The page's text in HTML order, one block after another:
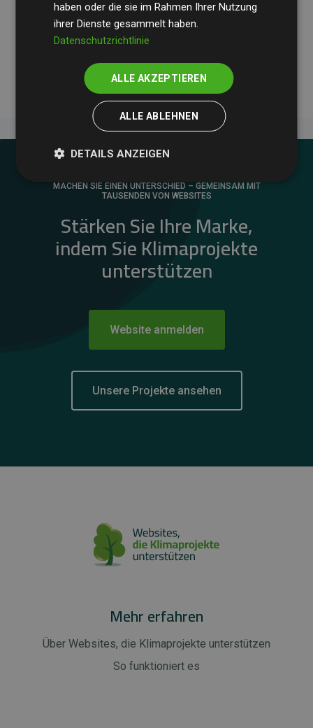
Klimaschutzprojekte im Durchschnitt200 % der
geschätzten CO₂-Emissionender teilnehmenden
Websites kompensieren – ein klarer Nachweis für die
messbare Klimawirkung unseres Ansatzes.
MACHEN SIE EINEN UNTERSCHIED – GEMEINSAM MIT
TAUSENDEN VON WEBSITES
Stärken Sie Ihre Marke,
indem Sie Klimaprojekte
unterstützen
Website anmelden
Unsere Projekte ansehen
Mehr erfahren
Über Websites, die Klimaprojekte unterstützen
So funktioniert es
haben oder die sie im Rahmen Ihrer Nutzung
ihrer Dienste gesammelt haben.
Datenschutzrichtlinie
ALLE AKZEPTIEREN
ALLE ABLEHNEN
DETAILS ANZEIGEN